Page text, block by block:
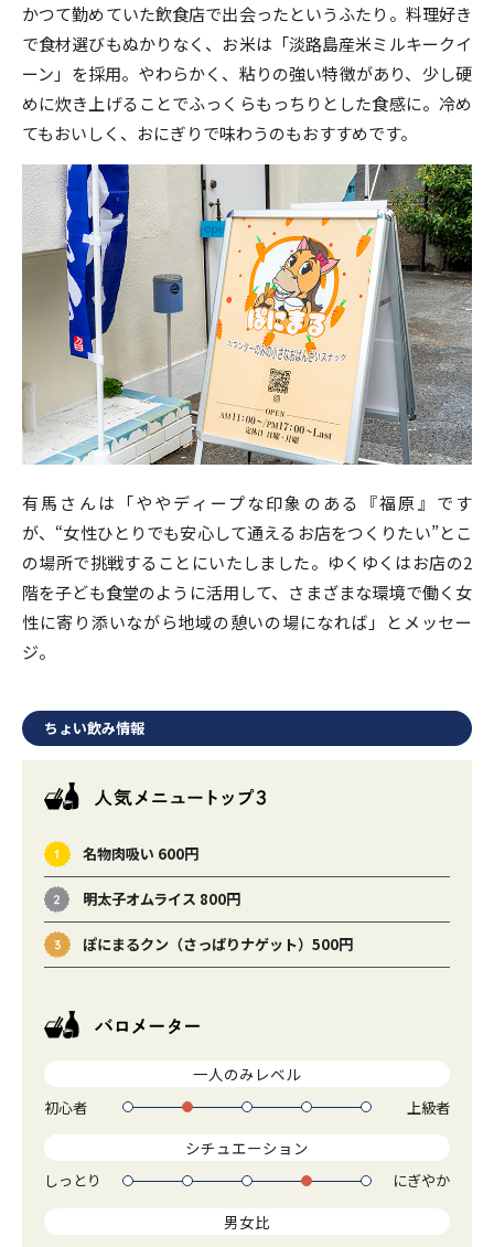
かつて勤めていた飲食店で出会ったというふたり。料理好き
で食材選びもぬかりなく、お米は「淡路島産米ミルキークイ
ーン」を採用。やわらかく、粘りの強い特徴があり、少し硬
めに炊き上げることでふっくらもっちりとした食感に。冷め
てもおいしく、おにぎりで味わうのもおすすめです。
有馬さんは「ややディープな印象のある『福原』です
が、“女性ひとりでも安心して通えるお店をつくりたい”とこ
の場所で挑戦することにいたしました。ゆくゆくはお店の2
階を子ども食堂のように活用して、さまざまな環境で働く女
性に寄り添いながら地域の憩いの場になれば」とメッセー
ジ。
ちょい飲み情報
名物肉吸い 600円
明太子オムライス 800円
ぽにまるクン（さっぱりナゲット）500円
一人のみレベル
初心者 1 2 3 4 5 上級者
シチュエーション
しっとり 1 2 3 4 5 にぎやか
男女比